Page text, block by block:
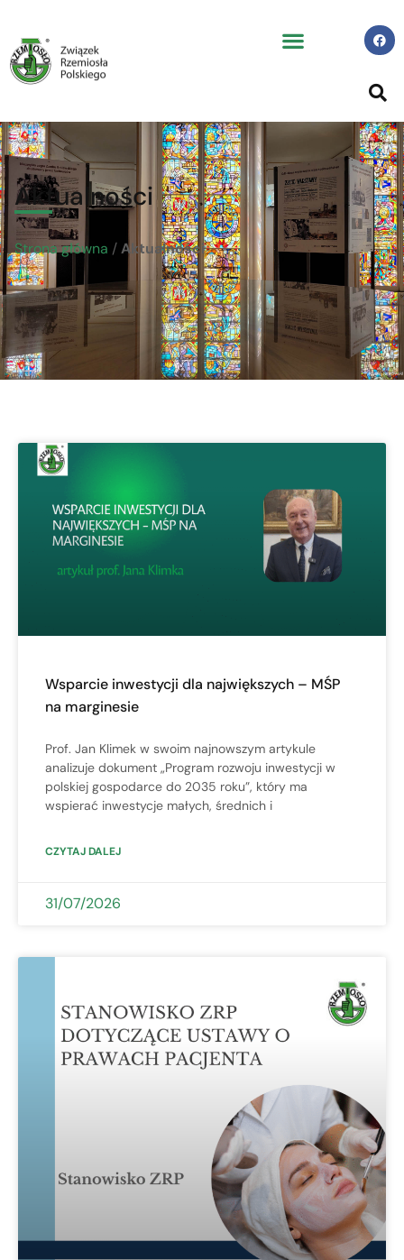
Aktualności
Strona główna /Aktualności
Wsparcie inwestycji dla największych – MŚP
na marginesie
Prof. Jan Klimek w swoim najnowszym artykule
analizuje dokument „Program rozwoju inwestycji w
polskiej gospodarce do 2035 roku”, który ma
wspierać inwestycje małych, średnich i
CZYTAJ DALEJ
31/07/2026